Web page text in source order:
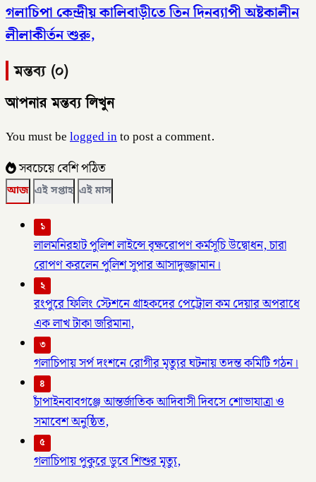
গলাচিপা কেন্দ্রীয় কালিবাড়ীতে তিন দিনব্যাপী অষ্টকালীন
লীলাকীর্তন শুরু,
মন্তব্য (০)
আপনার মন্তব্য লিখুন
You must belogged into post a comment.
সবচেয়ে বেশি পঠিত
আজ এই সপ্তাহ এই মাস
১
লালমনিরহাট পুলিশ লাইন্সে বৃক্ষরোপণ কর্মসূচি উদ্বোধন, চারা
রোপণ করলেন পুলিশ সুপার আসাদুজ্জামান।
২
রংপুরে ফিলিং স্টেশনে গ্রাহকদের পেট্রোল কম দেয়ার অপরাধে
এক লাখ টাকা জরিমানা,
৩
গলাচিপায় সর্প দংশনে রোগীর মৃত্যুর ঘটনায় তদন্ত কমিটি গঠন।
৪
চাঁপাইনবাবগঞ্জে আন্তর্জাতিক আদিবাসী দিবসে শোভাযাত্রা ও
সমাবেশ অনুষ্ঠিত,
৫
গলাচিপায় পুকুরে ডুবে শিশুর মৃত্যু,